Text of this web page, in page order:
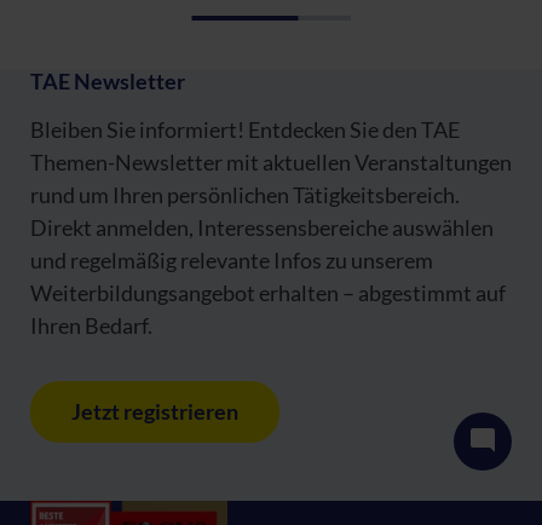
TAE Newsletter
Bleiben Sie informiert! Entdecken Sie den TAE
Themen-Newsletter mit aktuellen Veranstaltungen
rund um Ihren persönlichen Tätigkeitsbereich.
Direkt anmelden, Interessensbereiche auswählen
und regelmäßig relevante Infos zu unserem
Weiterbildungsangebot erhalten – abgestimmt auf
Ihren Bedarf.
Jetzt registrieren